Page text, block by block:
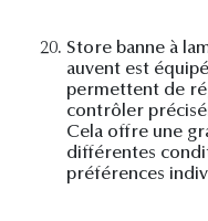
20. Store banne à
auvent est
permettent de
contrôler
Cela offre une
différentes
préférences